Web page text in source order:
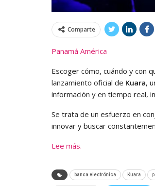
Comparte
Panamá América
Escoger cómo, cuándo y con
lanzamiento oficial de Kuara,
información y en tiempo real,
Se trata de un esfuerzo en
innovar y buscar
Lee más.
banca electrónica Kuara